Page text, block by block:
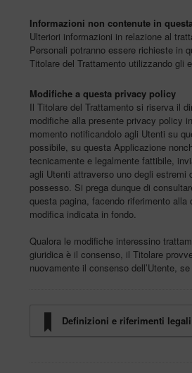
Informazioni non contenute in
Ulteriori informazioni in relazione al
Personali potranno essere richieste in
Titolare del Trattamento utilizzando gli
Modifiche a questa privacy policy
Il Titolare del Trattamento si riserva il
modifiche alla presente privacy policy
momento notificandolo agli Utenti su
possibile, su questa Applicazione
tecnicamente e legalmente fattibile,
agli Utenti attraverso uno degli estremi
possesso. Si prega dunque di
questa pagina, facendo riferimento alla
modifica indicata in fondo.
Qualora le modifiche interessino
giuridica è il consenso, il Titolare
nuovamente il consenso dell’Utente,
Definizioni e riferimenti legali